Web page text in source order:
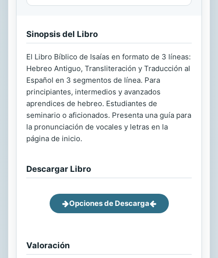
Sinopsis del Libro
El Libro Bíblico de Isaías en formato de 3 líneas:
Hebreo Antiguo, Transliteración y Traducción al
Español en 3 segmentos de línea. Para
principiantes, intermedios y avanzados
aprendices de hebreo. Estudiantes de
seminario o aficionados. Presenta una guía para
la pronunciación de vocales y letras en la
página de inicio.
Descargar Libro
Opciones de Descarga
Valoración